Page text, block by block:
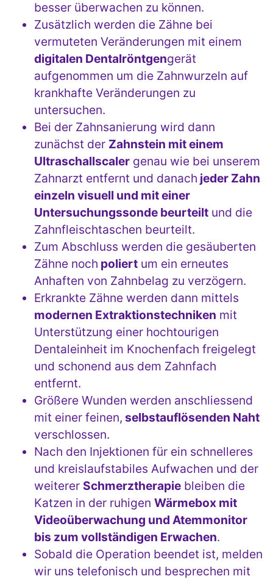
besser überwachen zu können.
Zusätzlich werden die Zähne bei
vermuteten Veränderungen mit einem
digitalen Dentalröntgengerät
aufgenommen um die Zahnwurzeln auf
krankhafte Veränderungen zu
untersuchen.
Bei der Zahnsanierung wird dann
zunächst der Zahnstein mit einem
Ultraschallscaler genau wie bei unserem
Zahnarzt entfernt und danach jeder Zahn
einzeln visuell und mit einer
Untersuchungssonde beurteilt und die
Zahnfleischtaschen beurteilt.
Zum Abschluss werden die gesäuberten
Zähne noch poliert um ein erneutes
Anhaften von Zahnbelag zu verzögern.
Erkrankte Zähne werden dann mittels
modernen Extraktionstechniken mit
Unterstützung einer hochtourigen
Dentaleinheit im Knochenfach freigelegt
und schonend aus dem Zahnfach
entfernt.
Größere Wunden werden anschliessend
mit einer feinen, selbstauflösenden Naht
verschlossen.
Nach den Injektionen für ein schnelleres
und kreislaufstabiles Aufwachen und der
weiterer Schmerztherapie bleiben die
Katzen in der ruhigen Wärmebox mit
Videoüberwachung und Atemmonitor
bis zum vollständigen Erwachen.
Sobald die Operation beendet ist, melden
wir uns telefonisch und besprechen mit